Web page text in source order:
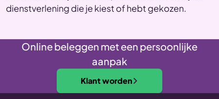
dienstverlening die je kiest of hebt gekozen.
Online beleggen met een persoonlijke
aanpak
Klant worden